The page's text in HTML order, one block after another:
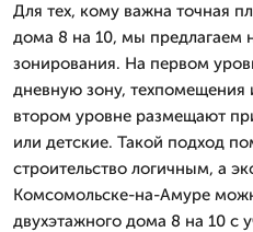
Для тех, кому важна точная
дома 8 на 10, мы предлагаем
зонирования. На первом
дневную зону, техпомещения
втором уровне размещают
или детские. Такой подход
строительство логичным, а
Комсомольске-на-Амуре
двухэтажного дома 8 на 10 с